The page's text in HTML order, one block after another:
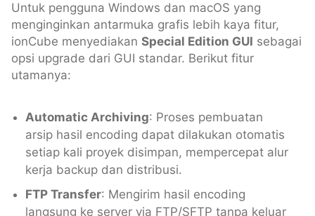
Untuk pengguna Windows dan macOS yang
menginginkan antarmuka grafis lebih kaya fitur,
ionCube menyediakan Special Edition GUI sebagai
opsi upgrade dari GUI standar. Berikut fitur
utamanya:
Automatic Archiving: Proses pembuatan
arsip hasil encoding dapat dilakukan otomatis
setiap kali proyek disimpan, mempercepat alur
kerja backup dan distribusi.
FTP Transfer: Mengirim hasil encoding
langsung ke server via FTP/SFTP tanpa keluar